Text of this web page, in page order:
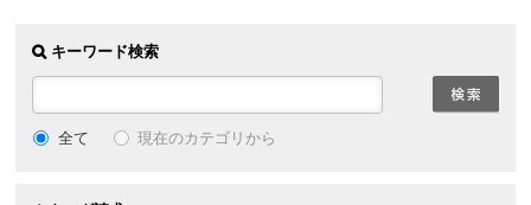
キーワード検索
全て 現在のカテゴリから